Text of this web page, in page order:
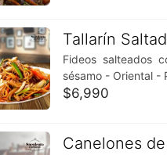
Tallarín
Fideos salteados
sésamo - Oriental -
$6,990
Canelones